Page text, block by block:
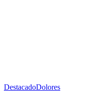
DestacadoDolores